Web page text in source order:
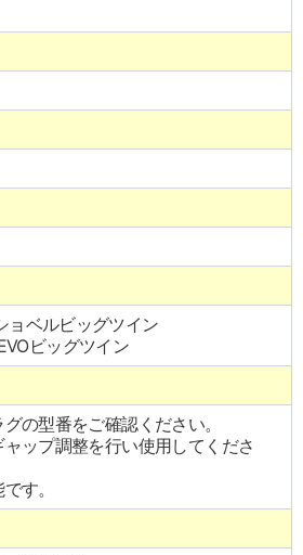
ョベルビッグツイン
ビッグツイン
の型番をご確認ください。
ップ調整を行い使用してくださ
す。